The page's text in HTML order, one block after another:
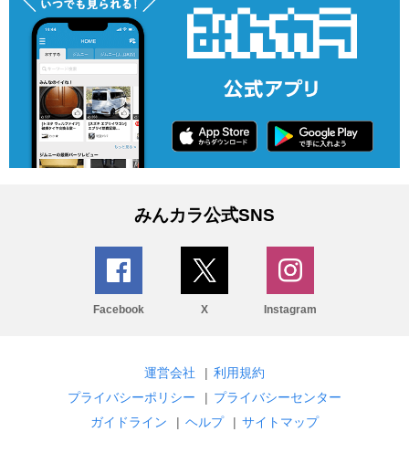
みんカラ公式SNS
Facebook X Instagram
運営会社 | 利用規約
プライバシーポリシー
| プライバシーセンター
ガイドライン
| ヘルプ | サイトマップ